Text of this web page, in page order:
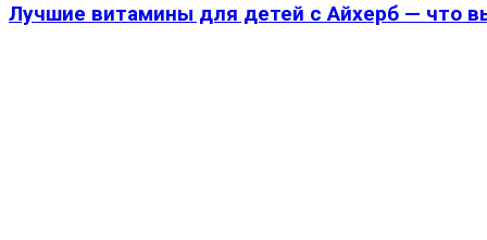
Лучшие витамины для детей с Айхерб — что